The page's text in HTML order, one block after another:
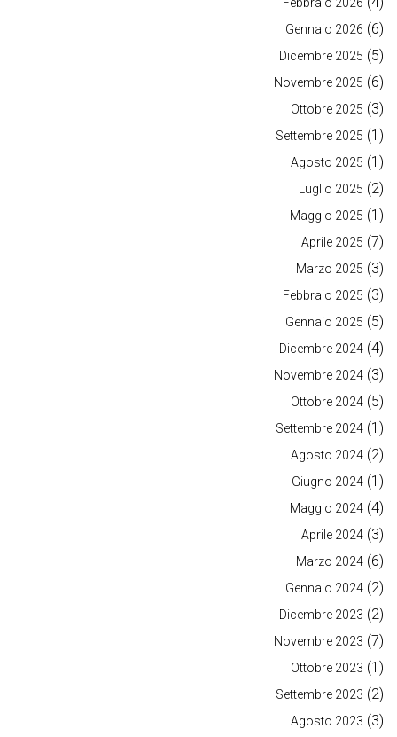
Gennaio 2026 (6)
Dicembre 2025 (5)
Novembre 2025 (6)
Ottobre 2025 (3)
Settembre 2025 (1)
Agosto 2025 (1)
Luglio 2025 (2)
Maggio 2025 (1)
Aprile 2025 (7)
Marzo 2025 (3)
Febbraio 2025 (3)
Gennaio 2025 (5)
Dicembre 2024 (4)
Novembre 2024 (3)
Ottobre 2024 (5)
Settembre 2024 (1)
Agosto 2024 (2)
Giugno 2024 (1)
Maggio 2024 (4)
Aprile 2024 (3)
Marzo 2024 (6)
Gennaio 2024 (2)
Dicembre 2023 (2)
Novembre 2023 (7)
Ottobre 2023 (1)
Settembre 2023 (2)
Agosto 2023 (3)